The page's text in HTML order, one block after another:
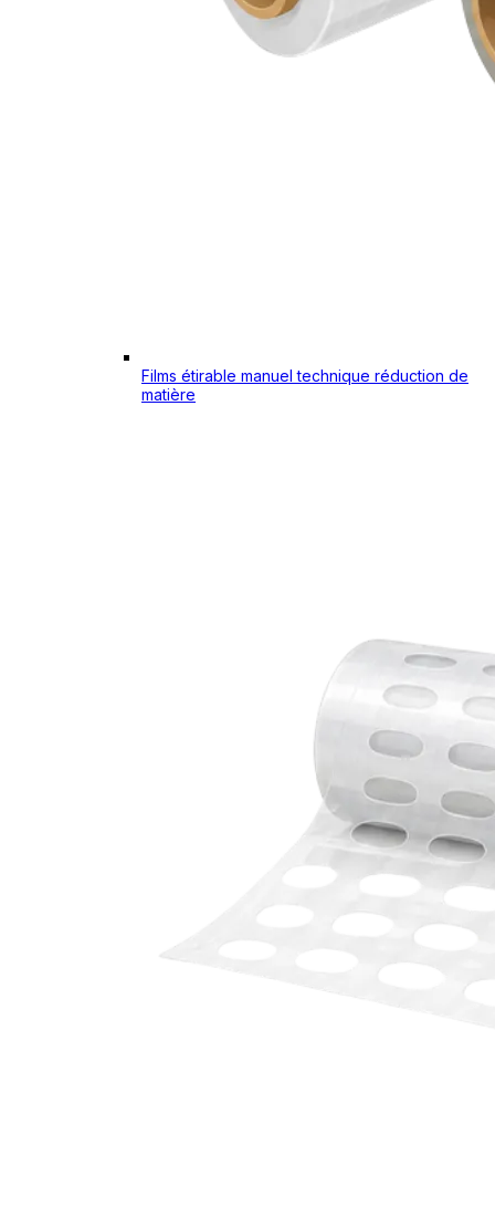
Films étirable manuel technique réduction de
matière